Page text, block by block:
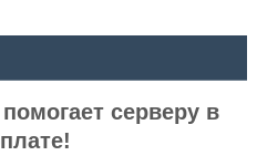
серверу в